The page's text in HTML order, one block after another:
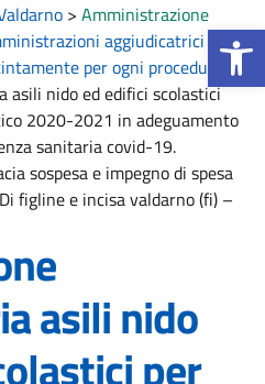
Apri la
> Amministrazione
aggiudicatrici e
per ogni procedura
>
asili nido ed edifici scolastici
2020-2021 in adeguamento
sanitaria covid-19.
sospesa e impegno di spesa
figline e incisa valdarno (fi) –
asili nido
per